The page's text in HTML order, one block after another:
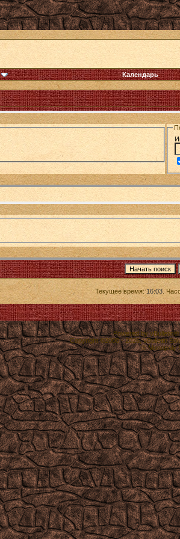
Календарь
Текущее время:16:03.
Powered by vBulletin®
Copyright ©2000 - 2026, vBulletin
© Monopoly